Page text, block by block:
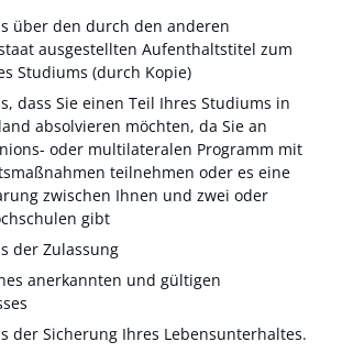
über den durch den anderen
ausgestellten Aufenthaltstitel zum
Studiums (durch Kopie)
dass Sie einen Teil Ihres Studiums in
absolvieren möchten, da Sie an
oder multilateralen Programm mit
teilnehmen oder es eine
zwischen Ihnen und zwei oder
gibt
der Zulassung
anerkannten und gültigen
der Sicherung Ihres Lebensunterhaltes.